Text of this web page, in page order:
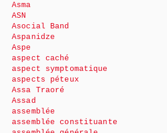
Asma
ASN
Asocial Band
Aspanidze
Aspe
aspect caché
aspect symptomatique
aspects péteux
Assa Traoré
Assad
assemblée
assemblée constituante